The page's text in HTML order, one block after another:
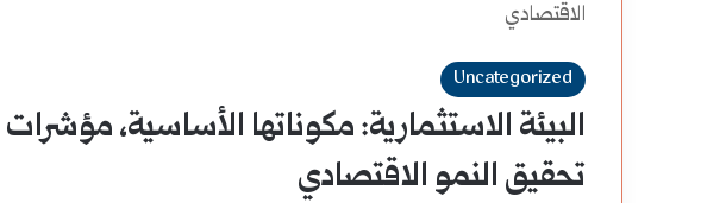
الاقتصادي
Uncategorized
البيئة الاستثمارية: مكوناتها الأساسية،
تحقيق النمو الاقتصادي